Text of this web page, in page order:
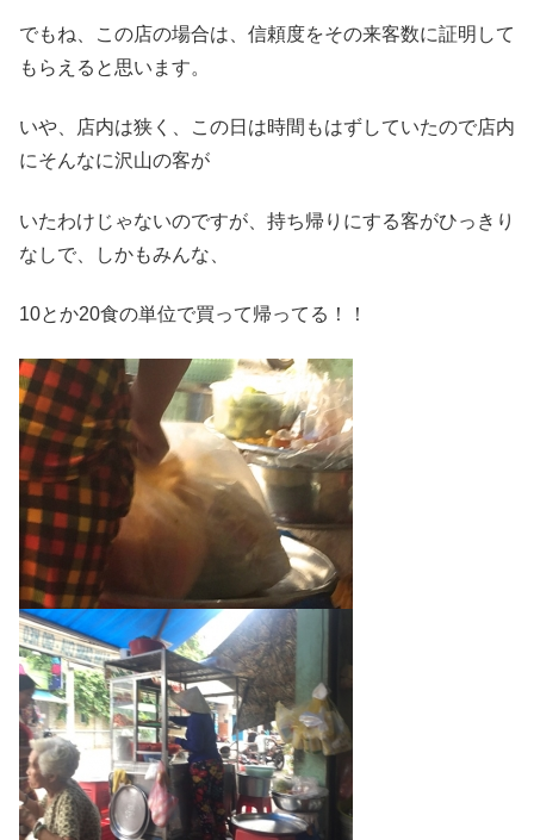
でもね、この店の場合は、信頼度をその来客数に証明して
もらえると思います。
いや、店内は狭く、この日は時間もはずしていたので店内
にそんなに沢山の客が
いたわけじゃないのですが、持ち帰りにする客がひっきり
なしで、しかもみんな、
10とか20食の単位で買って帰ってる！！